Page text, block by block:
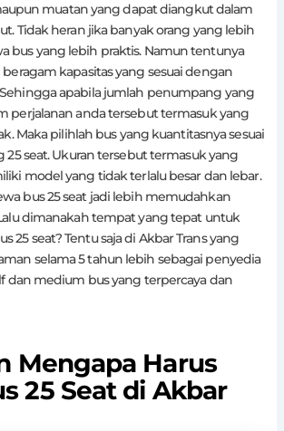
muatan yang dapat diangkut dalam
Tidak heran jika banyak orang yang lebih
bus yang lebih praktis. Namun tentunya
kapasitas yang sesuai dengan
apabila jumlah penumpang yang
perjalanan anda tersebut termasuk yang
Maka pilihlah bus yang kuantitasnya sesuai
25 seat. Ukuran tersebut termasuk yang
model yang tidak terlalu besar dan lebar.
bus 25 seat jadi lebih memudahkan
dimanakah tempat yang tepat untuk
25 seat? Tentu saja di Akbar Trans yang
selama 5 tahun lebih sebagai penyedia
dan medium bus yang terpercaya dan
Mengapa Harus
25 Seat di Akbar